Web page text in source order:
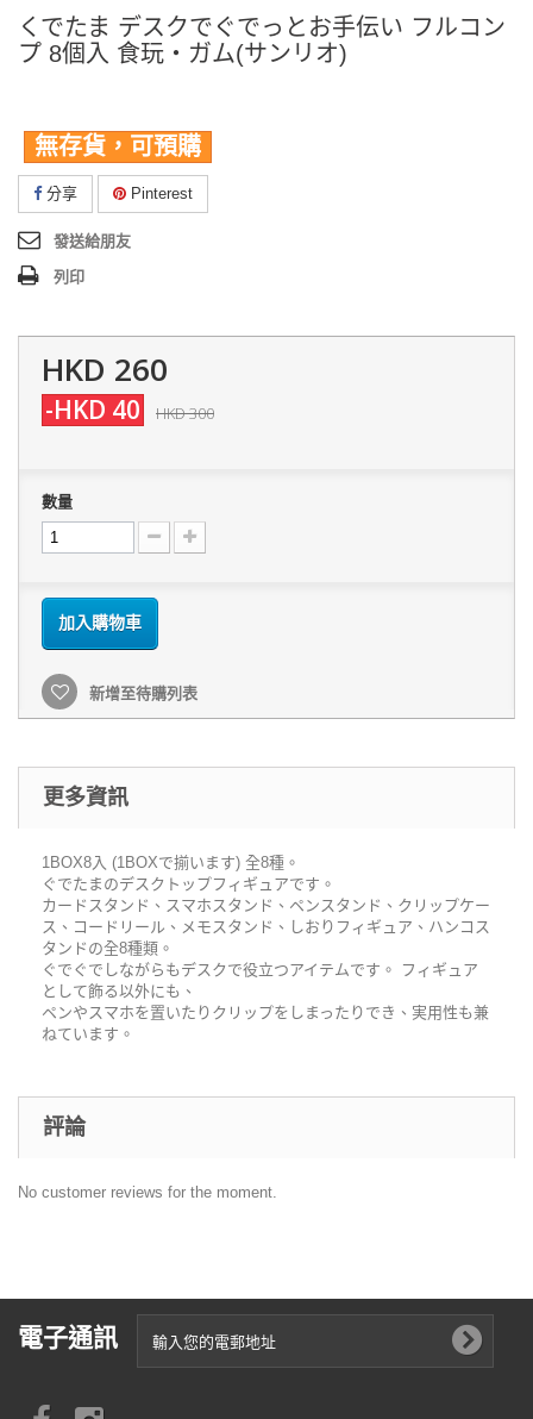
くでたま デスクでぐでっとお手伝い フルコン
プ 8個入 食玩・ガム(サンリオ)
無存貨，可預購
分享 Pinterest
發送給朋友
列印
HKD 260
-HKD 40 HKD 300
數量
加入購物車
新增至待購列表
更多資訊
1BOX8入 (1BOXで揃います) 全8種。
ぐでたまのデスクトップフィギュアです。
カードスタンド、スマホスタンド、ペンスタンド、クリップケー
ス、コードリール、メモスタンド、しおりフィギュア、ハンコス
タンドの全8種類。
ぐでぐでしながらもデスクで役立つアイテムです。 フィギュア
として飾る以外にも、
ペンやスマホを置いたりクリップをしまったりでき、実用性も兼
ねています。
評論
No customer reviews for the moment.
電子通訊